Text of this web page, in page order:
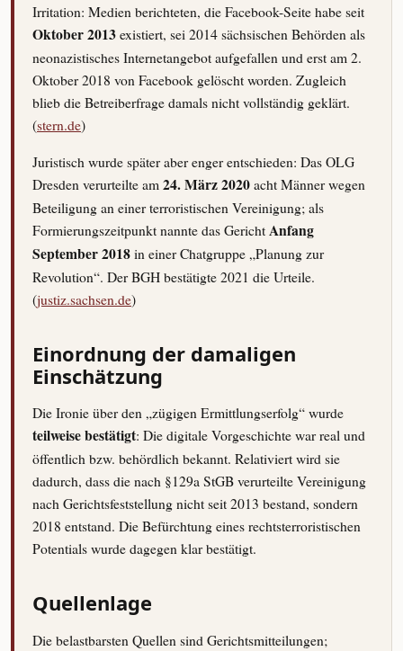
Irritation: Medien berichteten, die Facebook-Seite habe seit
Oktober 2013existiert, sei 2014 sächsischen Behörden als
neonazistisches Internetangebot aufgefallen und erst am 2.
Oktober 2018 von Facebook gelöscht worden. Zugleich
blieb die Betreiberfrage damals nicht vollständig geklärt.
(stern.de)
Juristisch wurde später aber enger entschieden: Das OLG
Dresden verurteilte am 24. März 2020acht Männer wegen
Beteiligung an einer terroristischen Vereinigung; als
Formierungszeitpunkt nannte das GerichtAnfang
September 2018in einer Chatgruppe „Planung zur
Revolution“. Der BGH bestätigte 2021 die Urteile.
(justiz.sachsen.de)
Einordnung der damaligen
Einschätzung
Die Ironie über den „zügigen Ermittlungserfolg“ wurde
teilweise bestätigt: Die digitale Vorgeschichte war real und
öffentlich bzw. behördlich bekannt. Relativiert wird sie
dadurch, dass die nach §129a StGB verurteilte Vereinigung
nach Gerichtsfeststellung nicht seit 2013 bestand, sondern
2018 entstand. Die Befürchtung eines rechtsterroristischen
Potentials wurde dagegen klar bestätigt.
Quellenlage
Die belastbarsten Quellen sind Gerichtsmitteilungen;